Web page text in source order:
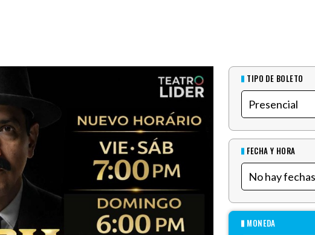
TIPO DE BOLETO
FECHA Y HORA
MONEDA